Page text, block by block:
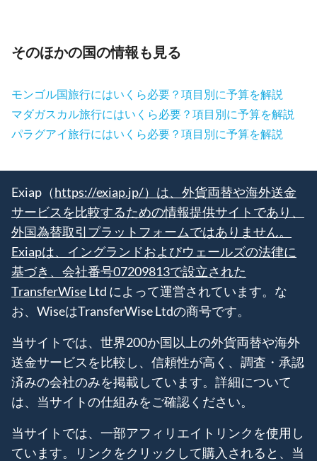
そのほかの国の情報も見る
モンゴル国旅行にはいくら必要？項目別に予算を解説
マダガスカル旅行にはいくら必要？項目別に予算を解説
パラグアイ旅行にはいくら必要？項目別に予算を解説
Exiap（https://exiap.jp/）は、外貨両替や海外送金
サービスを比較するための情報提供サイトであり、
外国為替取引プラットフォームではありません。
Exiapは、イングランドおよびウェールズの法律に
基づき、会社番号07209813で設立された
TransferWiseLtd によって運営されています。な
お、WiseはTransferWise Ltdの商号です。
当サイトでは、世界200か国以上の外貨両替や海外
送金サービスを比較し、信頼性が高く、調査・承認
済みの会社のみを掲載しています。詳細について
は、当サイトの仕組みをご確認ください。
当サイトでは、一部アフィリエイトリンクを使用し
ています。リンクをクリックして購入されると、当